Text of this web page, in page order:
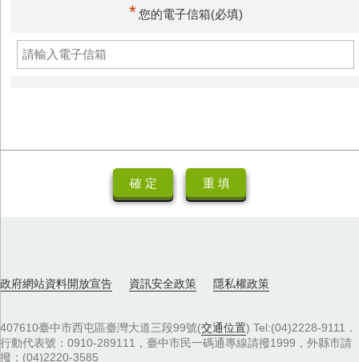
* 您的電子信箱(必填)
政府網站資料開放宣告 資訊安全政策 隱私權政策
407610臺中市西屯區臺灣大道三段99號(交通位置) Tel:(04)2228-9111．
行動代表號：0910-289111，臺中市民一碼通專線請撥1999，外縣市請
撥：(04)2220-3585